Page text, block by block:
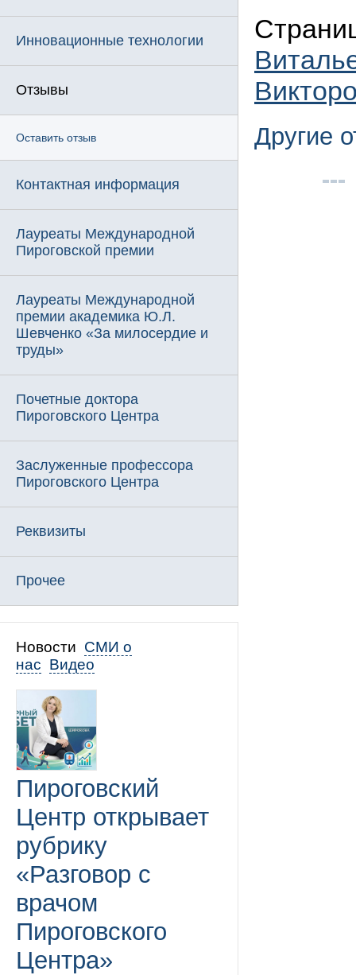
Инновационные технологии
Отзывы
Оставить отзыв
Контактная информация
Лауреаты Международной
Пироговской премии
Лауреаты Международной
премии академика Ю.Л.
Шевченко «За милосердие и
труды»
Почетные доктора
Пироговского Центра
Заслуженные профессора
Пироговского Центра
Реквизиты
Прочее
Новости СМИ о
нас Видео
Пироговский
Центр открывает
рубрику
«Разговор с
врачом
Пироговского
Центра»
Другие